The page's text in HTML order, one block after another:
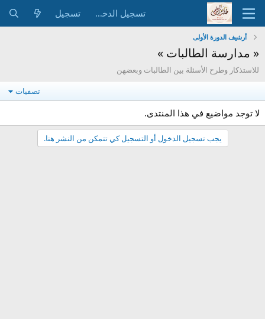
تسجيل الدخول تسجيل
أرشيف الدورة الأولى
« مدارسة الطالبات »
للاستذكار وطرح الأسئلة بين الطالبات وبعضهن
تصفيات
لا توجد مواضيع في هذا المنتدى.
يجب تسجيل الدخول أو التسجيل كي تتمكن من النشر هنا.